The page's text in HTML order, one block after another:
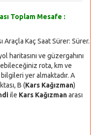
Toplam Mesafe :
Araçla Kaç Saat Sürer: Sürer.
haritasını ve güzergahını
rota, km ve
yer almaktadır. A
B (Kars Kağızman)
ile Kars Kağızmanarası